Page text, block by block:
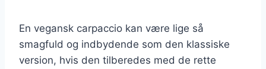
En vegansk carpaccio kan være lige så
smagfuld og indbydende som den klassiske
version, hvis den tilberedes med de rette